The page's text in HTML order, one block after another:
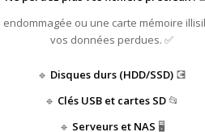
ou une carte mémoire
vos données perdues. ✅
🔹 Disques durs (HDD/SSD) 💽
🔹 Clés USB et cartes SD📂
🔹 Serveurs et NAS 🖥️